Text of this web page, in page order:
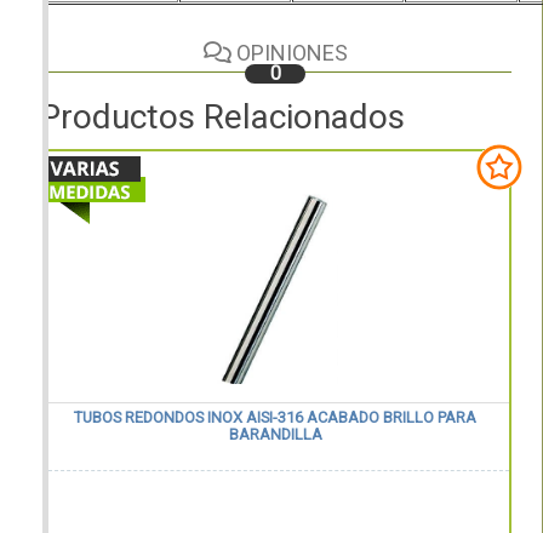
OPINIONES
0
Productos Relacionados
TUBOS REDONDOS INOX AISI-316 ACABADO BRILLO PARA
BARANDILLA